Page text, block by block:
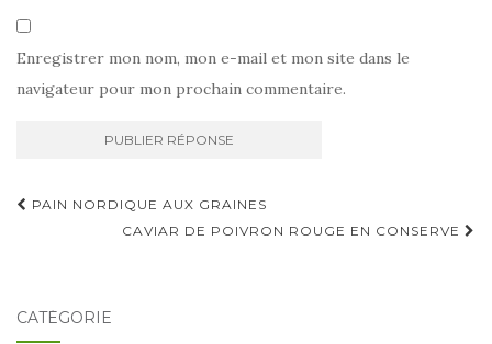
Enregistrer mon nom, mon e-mail et mon site dans le
navigateur pour mon prochain commentaire.
Navigation
d'article
PAIN NORDIQUE AUX GRAINES
CAVIAR DE POIVRON ROUGE EN CONSERVE
CATÉGORIE